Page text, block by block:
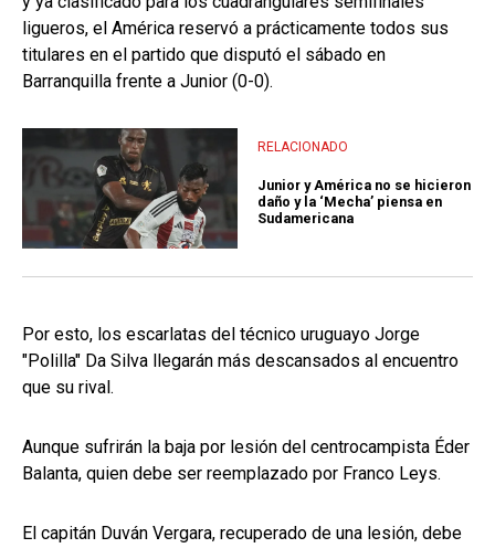
ligueros, el América reservó a prácticamente todos sus
titulares en el partido que disputó el sábado en
Barranquilla frente a Junior (0-0).
RELACIONADO
Junior y América no se hicieron
daño y la ‘Mecha’ piensa en
Sudamericana
Por esto, los escarlatas del técnico uruguayo Jorge
"Polilla" Da Silva llegarán más descansados al encuentro
que su rival.
Aunque sufrirán la baja por lesión del centrocampista Éder
Balanta, quien debe ser reemplazado por Franco Leys.
El capitán Duván Vergara, recuperado de una lesión, debe